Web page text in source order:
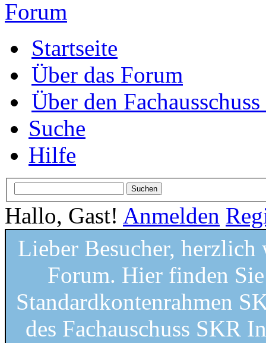
Startseite
Über das Forum
Über den
Suche
Hilfe
Hallo, Gast! Anmelden
Lieber Besucher,
Forum. Hier finden
Standardkontenrahmen
des Fachauschuss SKR